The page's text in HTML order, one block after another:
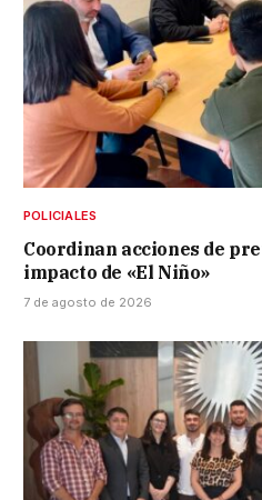
POLICIALES
Coordinan acciones de
impacto de «El Niño»
7 de agosto de 2026